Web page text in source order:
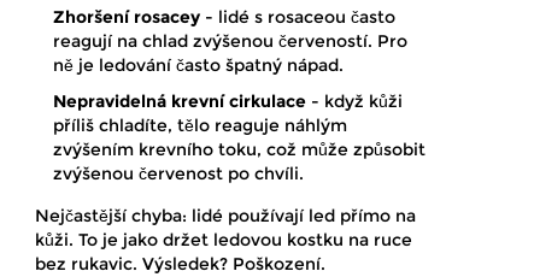
Zhoršení rosacey - lidé s rosaceou často
reagují na chlad zvýšenou červeností. Pro
ně je ledování často špatný nápad.
Nepravidelná krevní cirkulace - když kůži
příliš chladíte, tělo reaguje náhlým
zvýšením krevního toku, což může způsobit
zvýšenou červenost po chvíli.
Nejčastější chyba: lidé používají led přímo na
kůži. To je jako držet ledovou kostku na ruce
bez rukavic. Výsledek? Poškození.